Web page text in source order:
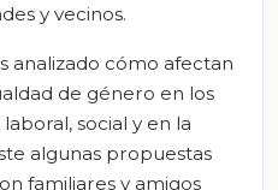
y vecinos.
analizado cómo afectan
de género en los
social y en la
algunas propuestas
familiares y amigos